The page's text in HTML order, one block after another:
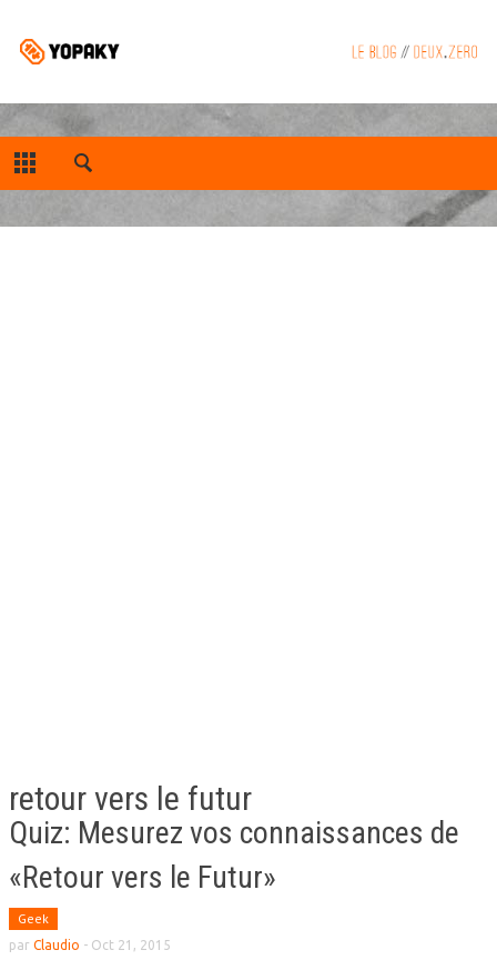
retour vers le futur
Quiz: Mesurez vos connaissances de
«Retour vers le Futur»
Geek
par Claudio - Oct 21, 2015